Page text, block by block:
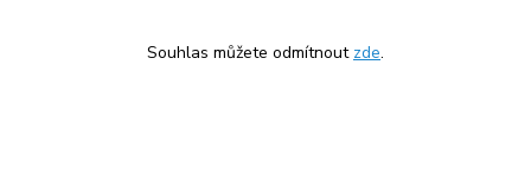
Souhlas můžete odmítnout zde.
100 %★★★★★